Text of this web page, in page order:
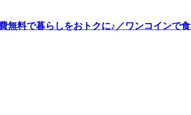
無料で暮らしをおトクに♪／ワンコインで